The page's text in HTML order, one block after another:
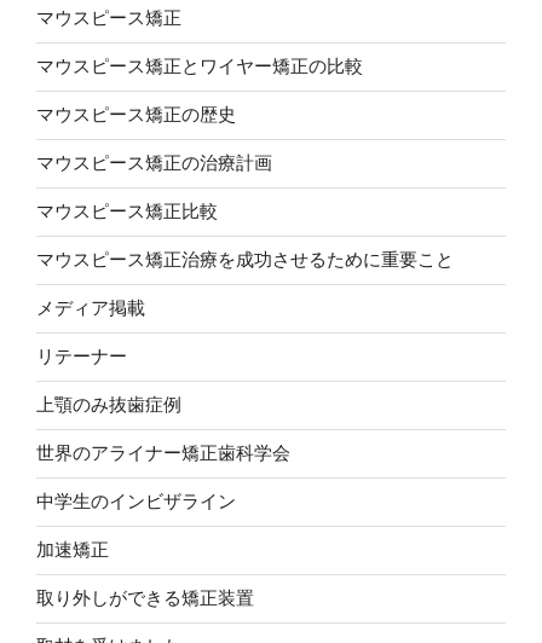
マウスピース矯正
マウスピース矯正とワイヤー矯正の比較
マウスピース矯正の歴史
マウスピース矯正の治療計画
マウスピース矯正比較
マウスピース矯正治療を成功させるために重要こと
メディア掲載
リテーナー
上顎のみ抜歯症例
世界のアライナー矯正歯科学会
中学生のインビザライン
加速矯正
取り外しができる矯正装置